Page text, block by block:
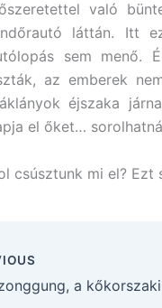
való
láttán. Itt
sem menő.
az emberek
éjszaka
el őket…
csúsztunk mi el? Ezt